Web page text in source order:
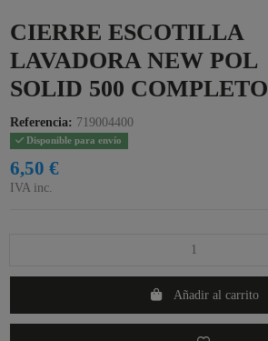
CIERRE ESCOTILLA
LAVADORA NEW POL
SOLID 500 COMPLETO
Referencia: 719004400
Disponible para envío
6,50 €
IVA inc.
Añadir al carrito